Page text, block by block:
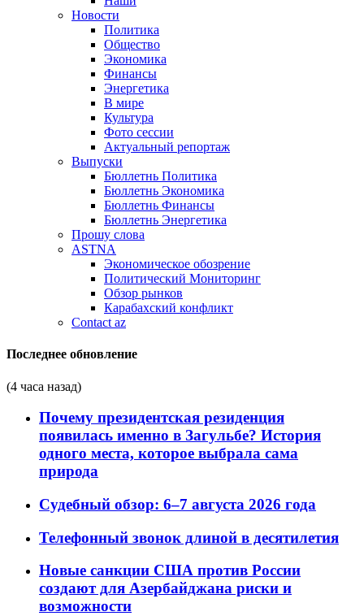
Новости
Политика
Общество
Экономика
Финансы
Энергетика
В мире
Культура
Фото сессии
Актуальный репортаж
Выпуски
Бюллетнь Политика
Бюллетнь Экономика
Бюллетнь Финансы
Бюллетнь Энергетика
Прошу слова
ASTNA
Экономическое обозрение
Политический Мониторинг
Обзор рынков
Карабахский конфликт
Contact az
Последнее обновление
(4 часа назад)
Почему президентская резиденция
появилась именно в Загульбе? История
одного места, которое выбрала сама
природа
Судебный обзор: 6–7 августа 2026 года
Телефонный звонок длиной в десятилетия
Новые санкции США против России
создают для Азербайджана риски и
возможности